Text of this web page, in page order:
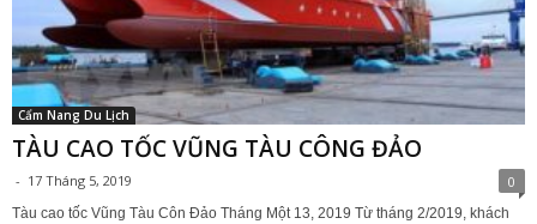
Cẩm Nang Du Lịch
TÀU CAO TỐC VŨNG TÀU CÔNG ĐẢO
- 17 Tháng 5, 2019 0
Tàu cao tốc Vũng Tàu Côn Đảo Tháng Một 13, 2019 Từ tháng 2/2019, khách